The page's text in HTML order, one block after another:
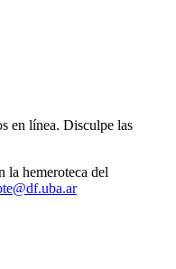
en línea. Disculpe las
la hemeroteca del